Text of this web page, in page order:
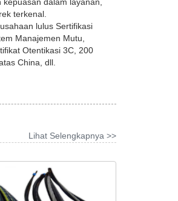
terkenal.
lulus Sertifikasi
Manajemen Mutu,
Otentikasi 3C, 200
China, dll.
Lihat Selengkapnya >>